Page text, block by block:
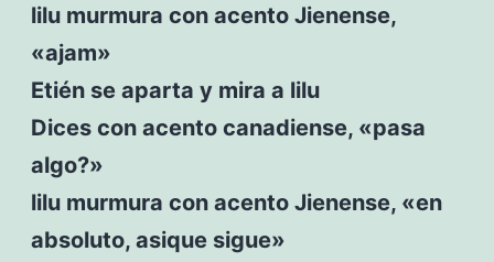
lilu murmura con acento Jienense,
«ajam»
Etién se aparta y mira a lilu
Dices con acento canadiense, «pasa
algo?»
lilu murmura con acento Jienense, «en
absoluto, asique sigue»